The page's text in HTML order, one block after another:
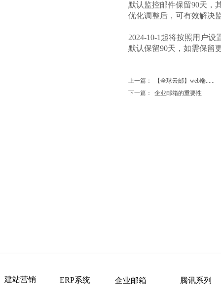
默认监控邮件保留90天，
优化调整后，可有效解决
2024-10-1起将按照用户设
默认保留90天，如需保留
上一篇：
【全球云邮】web端......
下一篇：
企业邮箱的重要性
企业邮箱
建站营销 ERP系统 腾讯系列